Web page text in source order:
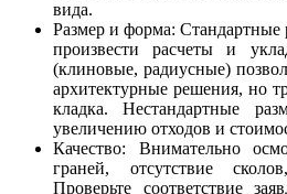
вида.
Размер и форма:
произвести расчеты и
(клиновые, радиусные)
архитектурные решения, но
кладка. Нестандартные
увеличению отходов и
Качество: Внимательно
граней, отсутствие
Проверьте соответствие